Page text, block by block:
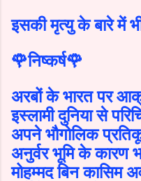
इसकी मृत्यु के बारे में
🌹निष्कर्ष🌹
अरबों के भारत पर
इस्लामी दुनिया से
अपने भौगोलिक
अनुर्वर भूमि के कारण
मोहम्मद बिन